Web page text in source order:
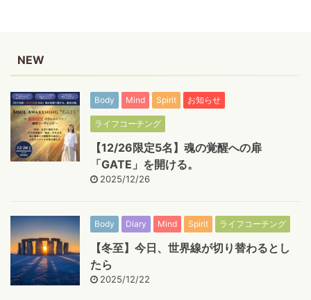
NEW
Body Mind Spirit お知らせ
ライフコーチング
【12/26限定5名】魂の覚醒への扉
「GATE」を開ける。
2025/12/26
Body Diary Mind Spirit ライフコーチング
【冬至】今日、世界線が切り替わるとし
たら
2025/12/22